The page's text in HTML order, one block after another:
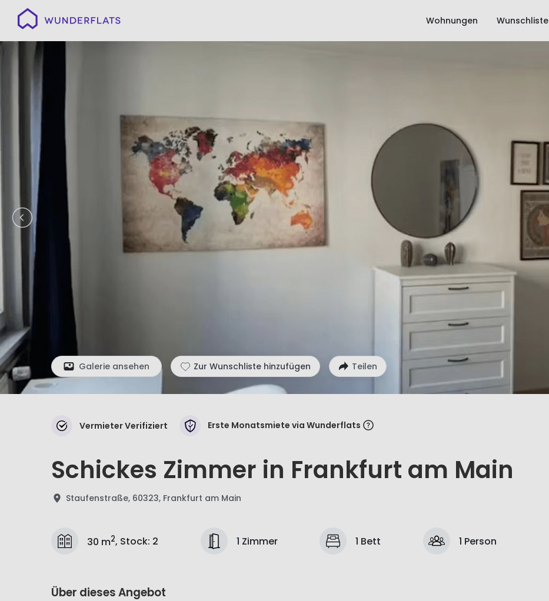
Wunderflats Wohnungen Wunschliste
Galerie ansehen Zur Wunschliste hinzufügen Teilen
Vermieter Verifiziert Erste Monatsmiete via Wunderflats
Schickes Zimmer in Frankfurt am Main
Staufenstraße, 60323, Frankfurt am Main
30 m2, Stock: 2 1 Zimmer 1 Bett 1 Person
Über dieses Angebot